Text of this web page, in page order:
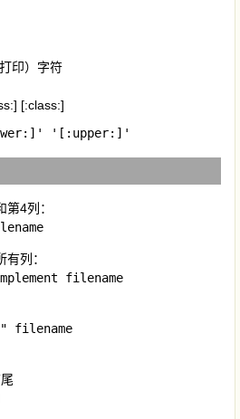
印）字符
[:class:]
'[:upper:]'
4列：
列：
filename
filename